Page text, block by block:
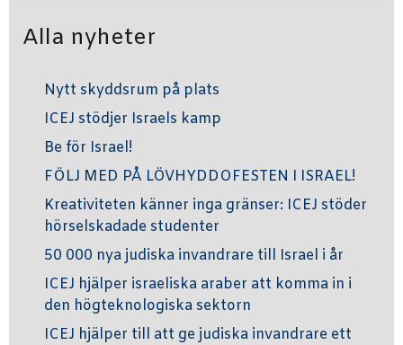
Alla nyheter
Nytt skyddsrum på plats
ICEJ stödjer Israels kamp
Be för Israel!
FÖLJ MED PÅ LÖVHYDDOFESTEN I ISRAEL!
Kreativiteten känner inga gränser: ICEJ stöder
hörselskadade studenter
50 000 nya judiska invandrare till Israel i år
ICEJ hjälper israeliska araber att komma in i
den högteknologiska sektorn
ICEJ hjälper till att ge judiska invandrare ett